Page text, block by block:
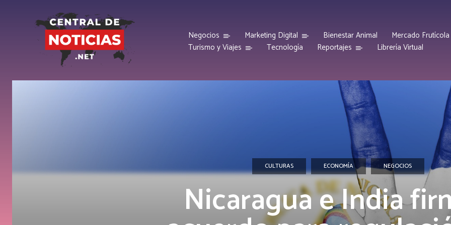
Negocios Marketing Digital Bienestar Animal
Mercado Frutícola
Turismo y Viajes
Tecnología Reportajes Librería Virtual
CULTURAS ECONOMÍA NEGOCIOS
Nicaragua e India